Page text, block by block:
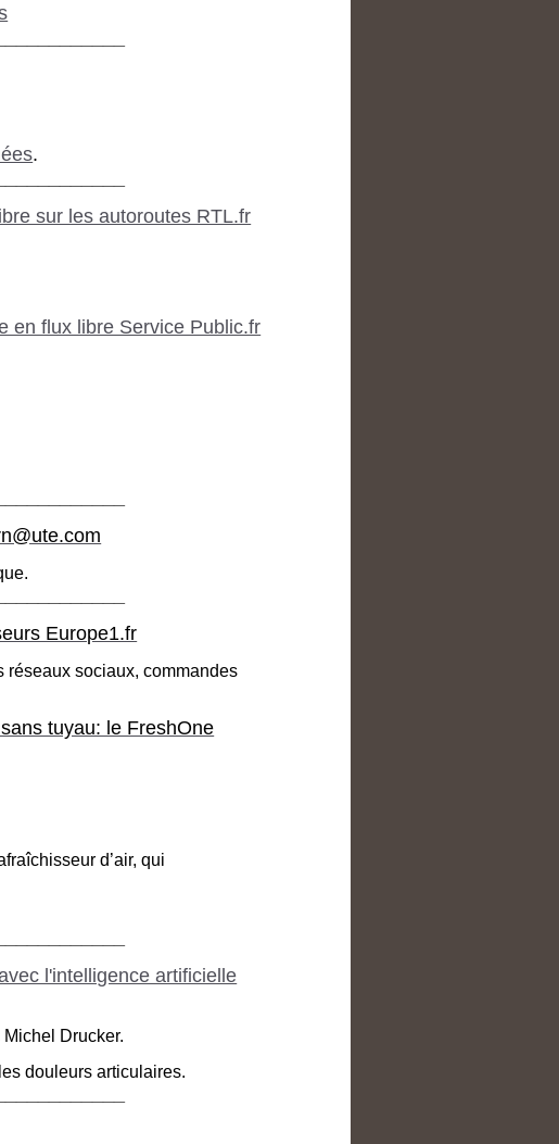
.
sur les autoroutes RTL.fr
en flux libre Service Public.fr
Europe1.fr
réseaux sociaux, commandes
tuyau: le FreshOne
d’air, qui
l'intelligence artificielle
Drucker.
douleurs articulaires.